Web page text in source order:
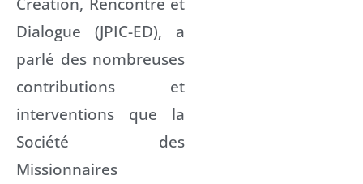
Dialogue (JPIC-ED), a
parlé des nombreuses
contributions et
interventions que la
Société des
Missionnaires